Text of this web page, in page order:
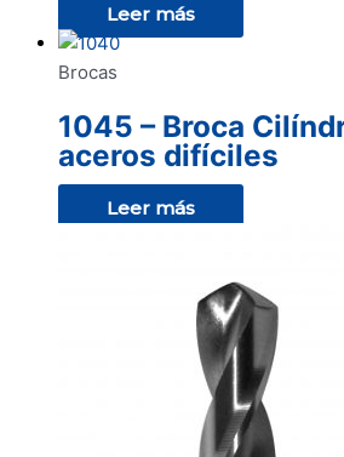
Leer más
Brocas
1045 – Broca
aceros difíciles
Leer más